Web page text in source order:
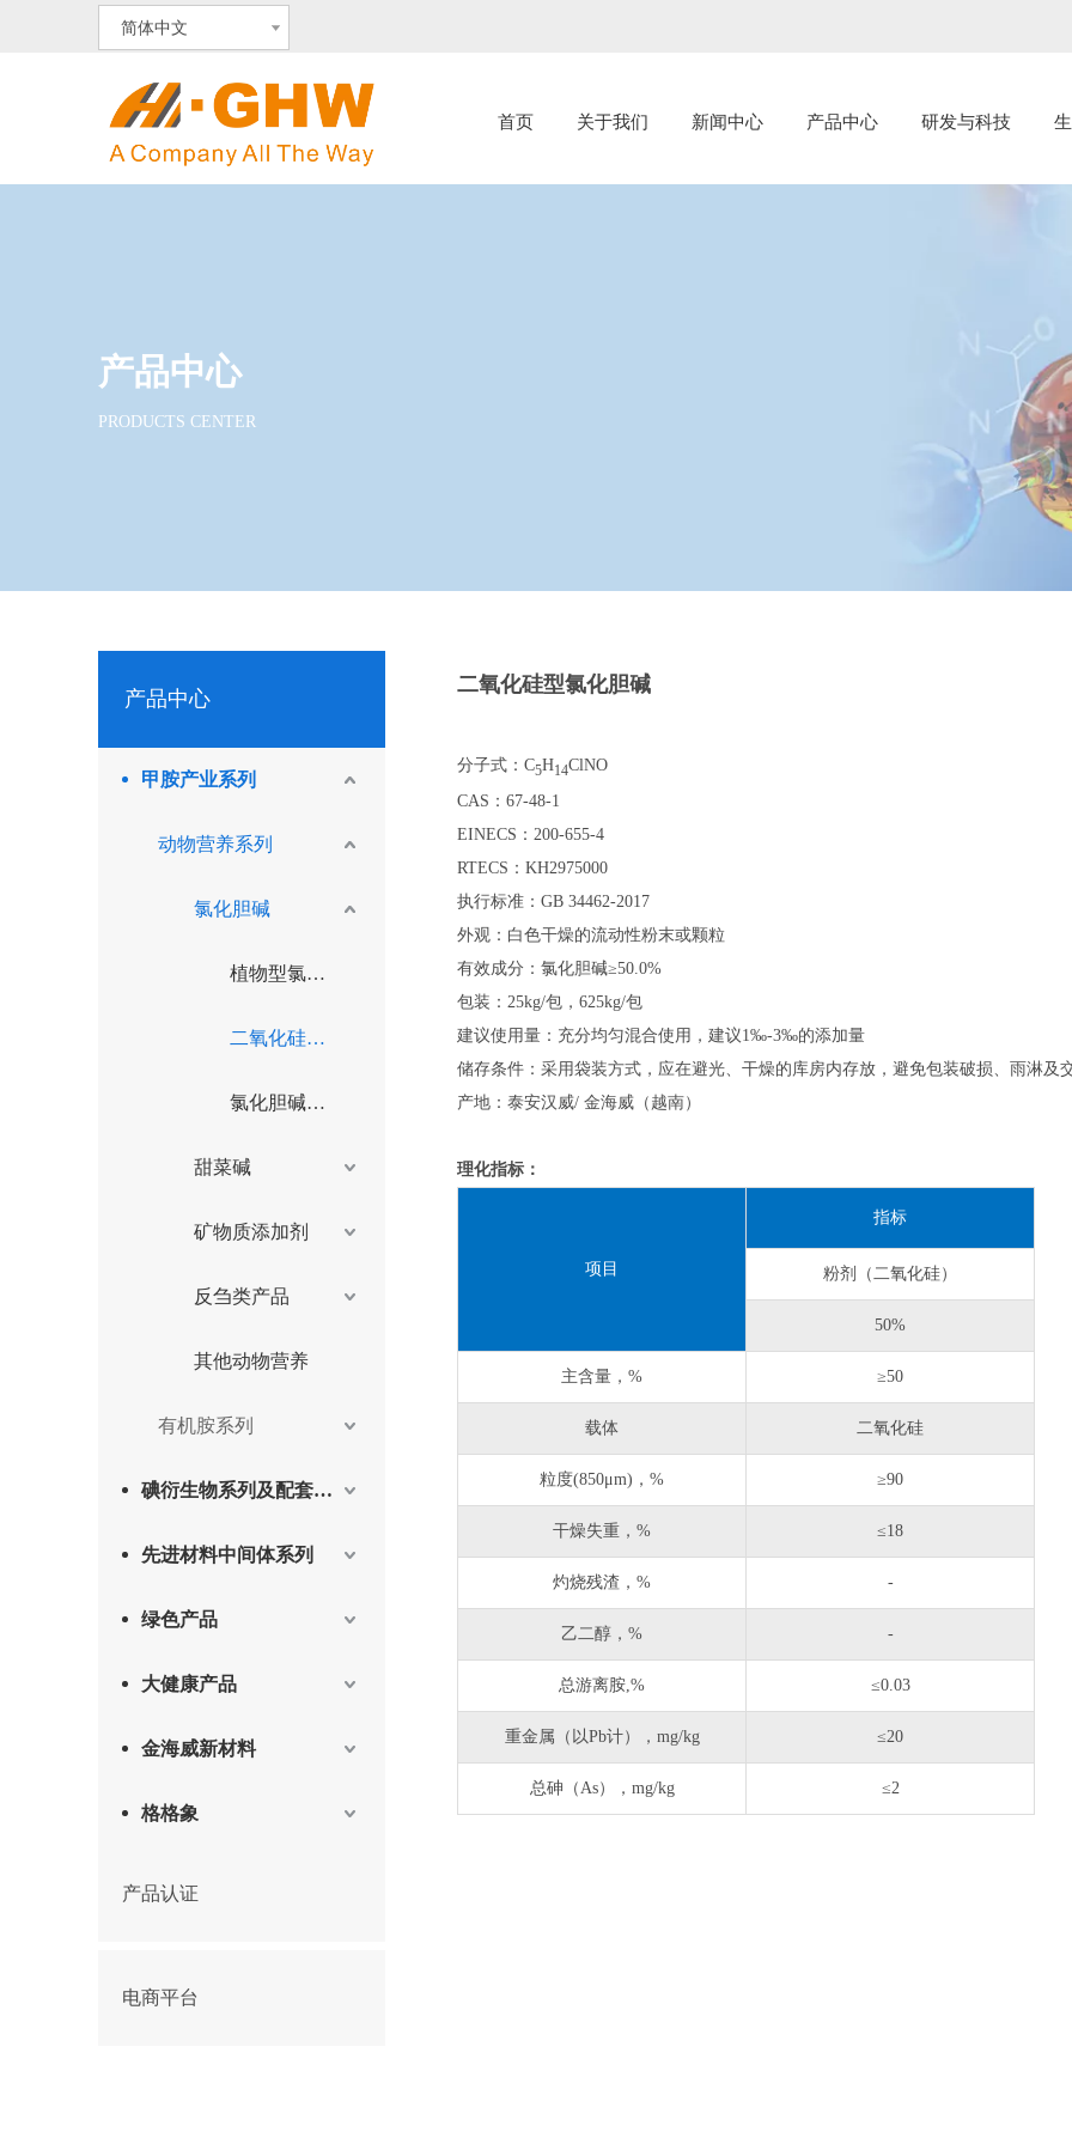
简体中文
首页 关于我们 新闻中心 产品中心 研发与科技
产品中心
PRODUCTS CENTER
产品中心
甲胺产业系列
动物营养系列
氯化胆碱
植物型氯化胆碱
二氧化硅型氯化胆碱
氯化胆碱水剂
甜菜碱
矿物质添加剂
反刍类产品
其他动物营养
有机胺系列
碘衍生物系列及配套产品
先进材料中间体系列
绿色产品
大健康产品
金海威新材料
格格象
产品认证
电商平台
二氧化硅型氯化胆碱
分子式：C5H14ClNO
CAS：67-48-1
EINECS：200-655-4
RTECS：KH2975000
执行标准：GB 34462-2017
外观：白色干燥的流动性粉末或颗粒
有效成分：氯化胆碱≥50.0%
包装：25kg/包，625kg/包
建议使用量：充分均匀混合使用，建议1‰-3‰的添加量
储存条件：采用袋装方式，应在避光、干燥的库房内存放，避免包装破损、雨淋及
产地：泰安汉威/ 金海威（越南）
理化指标 ：
项目
指标
粉剂（二氧化硅）
50%
主含量，% ≥50
载体 二氧化硅
粒度(850μm‌)，% ≥90
干燥失重，% ≤18
灼烧残渣，% -
乙二醇，% -
总游离胺,% ≤0.03
重金属（以Pb计），mg/kg ≤20
总砷（As），mg/kg ≤2